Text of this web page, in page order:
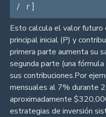
/ r]
Esto calcula el valor futuro
principal inicial (P) y
primera parte aumenta su
segunda parte (una
sus contribuciones.Por
mensuales al 7% durante
aproximadamente
estrategias de inversión